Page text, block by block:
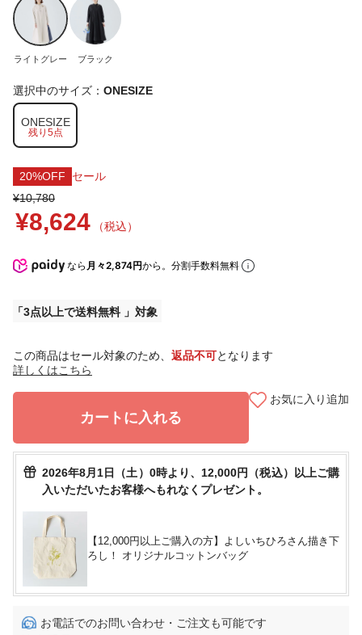
ライトグレー ブラック
選択中のサイズ： ONESIZE
ONESIZE
残り5点
20%OFF
セール
¥10,780
¥8,624 （税込）
なら 月々2,874円から。分割手数料無料
3点以上で送料無料
この商品はセール対象のため、 返品不可となります
詳しくはこちら
カートに入れる
お気に入り追加
2026年8月1日（土）0時より、12,000円（税込）以上ご購
入いただいたお客様へもれなくプレゼント。
【12,000円以上ご購入の方】よしいちひろさん描き下
ろし！ オリジナルコットンバッグ
お電話でのお問い合わせ・ご注文も可能です